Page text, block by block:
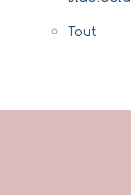
Tout